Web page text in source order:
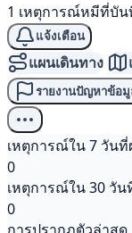
1 เหตุการณ์หมีที่บัน
แจ้งเตือน
แผนเดินทาง
รายงานปัญหาข้อ
เหตุการณ์ใน 7 วัน
0
เหตุการณ์ใน 30 วั
0